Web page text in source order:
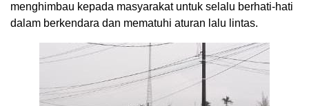
menghimbau kepada masyarakat untuk selalu berhati-hati
dalam berkendara dan mematuhi aturan lalu lintas.